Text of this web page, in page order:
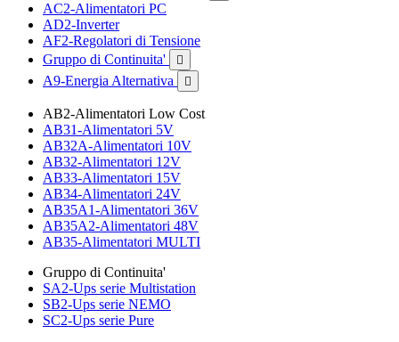
AC2-Alimentatori PC
AD2-Inverter
AF2-Regolatori di Tensione
Gruppo di Continuita'

A9-Energia Alternativa 
AB2-Alimentatori Low Cost
AB31-Alimentatori 5V
AB32A-Alimentatori 10V
AB32-Alimentatori 12V
AB33-Alimentatori 15V
AB34-Alimentatori 24V
AB35A1-Alimentatori 36V
AB35A2-Alimentatori 48V
AB35-Alimentatori MULTI
Gruppo di Continuita'
SA2-Ups serie Multistation
SB2-Ups serie NEMO
SC2-Ups serie Pure